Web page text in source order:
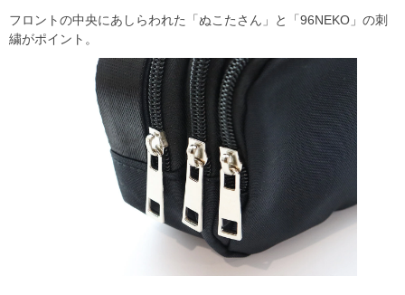
フロントの中央にあしらわれた「ぬこたさん」と「96NEKO」の刺
繍がポイント。